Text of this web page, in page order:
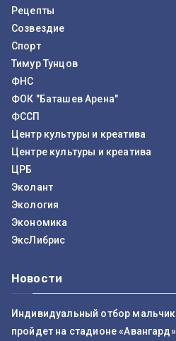
Рецепты
Созвездие
Спорт
Тимур Тунцов
ФНС
ФОК "Баташев Арена"
ФССП
Центр культуры и креатива
Центре культуры и креатива
ЦРБ
Эколант
Экология
Экономика
ЭксЛибрис
Новости
Индивидуальный отбор
пройдет на стадионе «Авангард»